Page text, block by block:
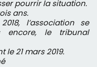
pourrir la situation.
ans.
l’association se
le tribunal
21 mars 2019.